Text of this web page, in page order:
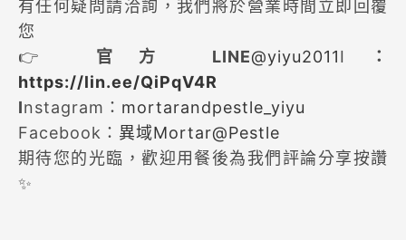
有任何疑問請洽詢，我們將於營業時間立即回覆
您
👉 官方 LINE@yiyu2011I ：
https://lin.ee/QiPqV4R
Instagram： mortarandpestle_yiyu
Facebook： 異域Mortar@Pestle
期待您的光臨，歡迎用餐後為我們評論分享按讚
✨